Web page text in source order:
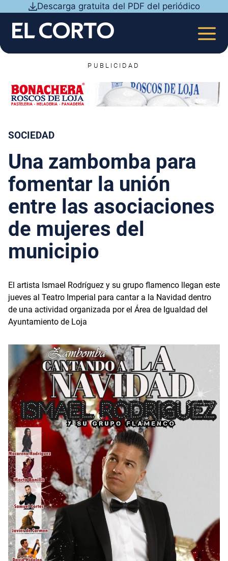
contenido
Descarga gratuita del PDF del periódico
PUBLICIDAD
SOCIEDAD
Una zambomba para
fomentar la unión
entre las asociaciones
de mujeres del
municipio
El artista Ismael Rodríguez y su grupo flamenco llegan este
jueves al Teatro Imperial para cantar a la Navidad dentro
de una actividad organizada por el Área de Igualdad del
Ayuntamiento de Loja